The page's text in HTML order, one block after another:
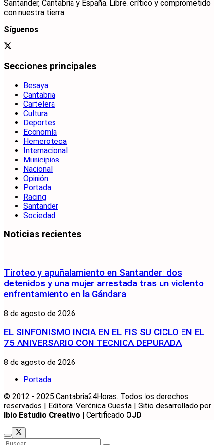
Santander, Cantabria y España. Libre, crítico y comprometido
con nuestra tierra.
Síguenos
Secciones principales
Besaya
Cantabria
Cartelera
Cultura
Deportes
Economía
Hemeroteca
Internacional
Municipios
Nacional
Opinión
Portada
Racing
Santander
Sociedad
Noticias recientes
Tiroteo y apuñalamiento en Santander: dos
detenidos y una mujer arrestada tras un violento
enfrentamiento en la Gándara
8 de agosto de 2026
EL SINFONISMO INCIA EN EL FIS SU CICLO EN EL
75 ANIVERSARIO CON TECNICA DEPURADA
8 de agosto de 2026
Portada
© 2012 - 2025 Cantabria24Horas. Todos los derechos
reservados | Editora: Verónica Cuesta | Sitio desarrollado por
Ibio Estudio Creativo | Certificado OJD